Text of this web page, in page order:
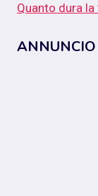
Quanto dura
ANNUNCIO